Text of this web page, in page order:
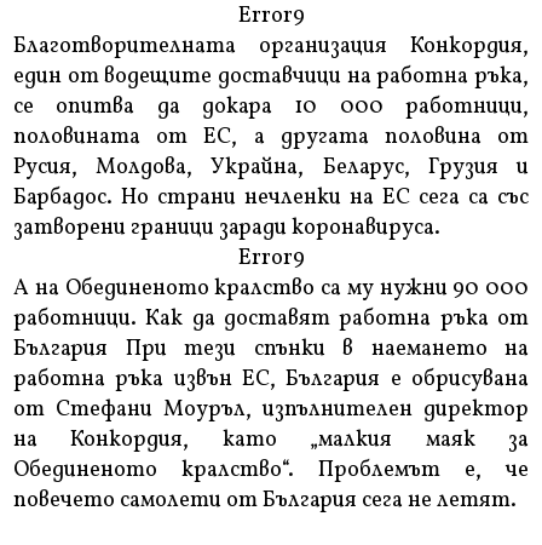
Error9
Благотворителната организация Конкордия,
един от водещите доставчици на работна ръка,
се опитва да докара 10 000 работници,
половината от ЕС, а другата половина от
Русия, Молдова, Украйна, Беларус, Грузия и
Барбадос. Но страни нечленки на ЕС сега са със
затворени граници заради коронавируса.
Error9
А на Обединеното кралство са му нужни 90 000
работници. Как да доставят работна ръка от
България При тези спънки в наемането на
работна ръка извън ЕС, България е обрисувана
от Стефани Моуръл, изпълнителен директор
на Конкордия, като „малкия маяк за
Обединеното кралство“. Проблемът е, че
повечето самолети от България сега не летят.